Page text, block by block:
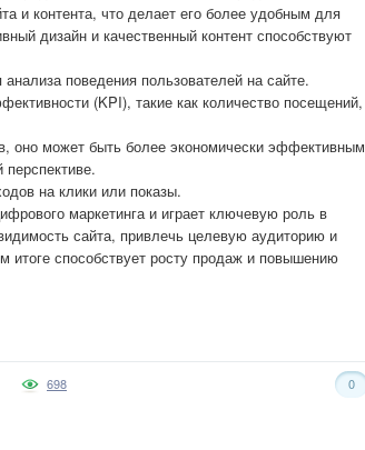
и контента, что делает его более удобным для
дизайн и качественный контент способствуют
поведения пользователей на сайте.
(KPI), такие как количество посещений,
оно может быть более экономически эффективным
на клики или показы.
маркетинга и играет ключевую роль в
сайта, привлечь целевую аудиторию и
итоге способствует росту продаж и повышению
0
698